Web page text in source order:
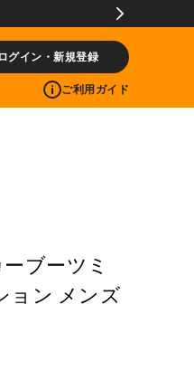
ログイン・新規登録
ご利用ガイド
ブーツミ
ョン メンズ